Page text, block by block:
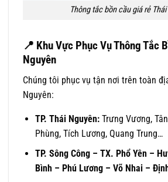
Thông tắc bồn cầu giá rẻ
📍 Khu Vực Phục Vụ Thông Tắc
Nguyên
Chúng tôi phục vụ tận nơi trên toàn
Nguyên:
TP. Thái Nguyên:Trưng Vương,
Phùng, Tích Lương, Quang Trung…
TP. Sông Công – TX. Phổ Yên –
Bình – Phú Lương – Võ Nhai –